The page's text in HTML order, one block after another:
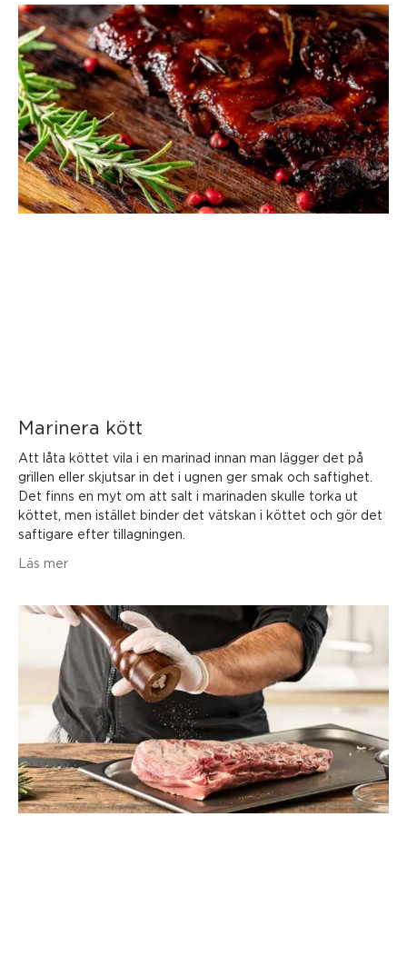
Marinera kött
Att låta köttet vila i en marinad innan man lägger det på
grillen eller skjutsar in det i ugnen ger smak och saftighet.
Det finns en myt om att salt i marinaden skulle torka ut
köttet, men istället binder det vätskan i köttet och gör det
saftigare efter tillagningen.
Läs mer